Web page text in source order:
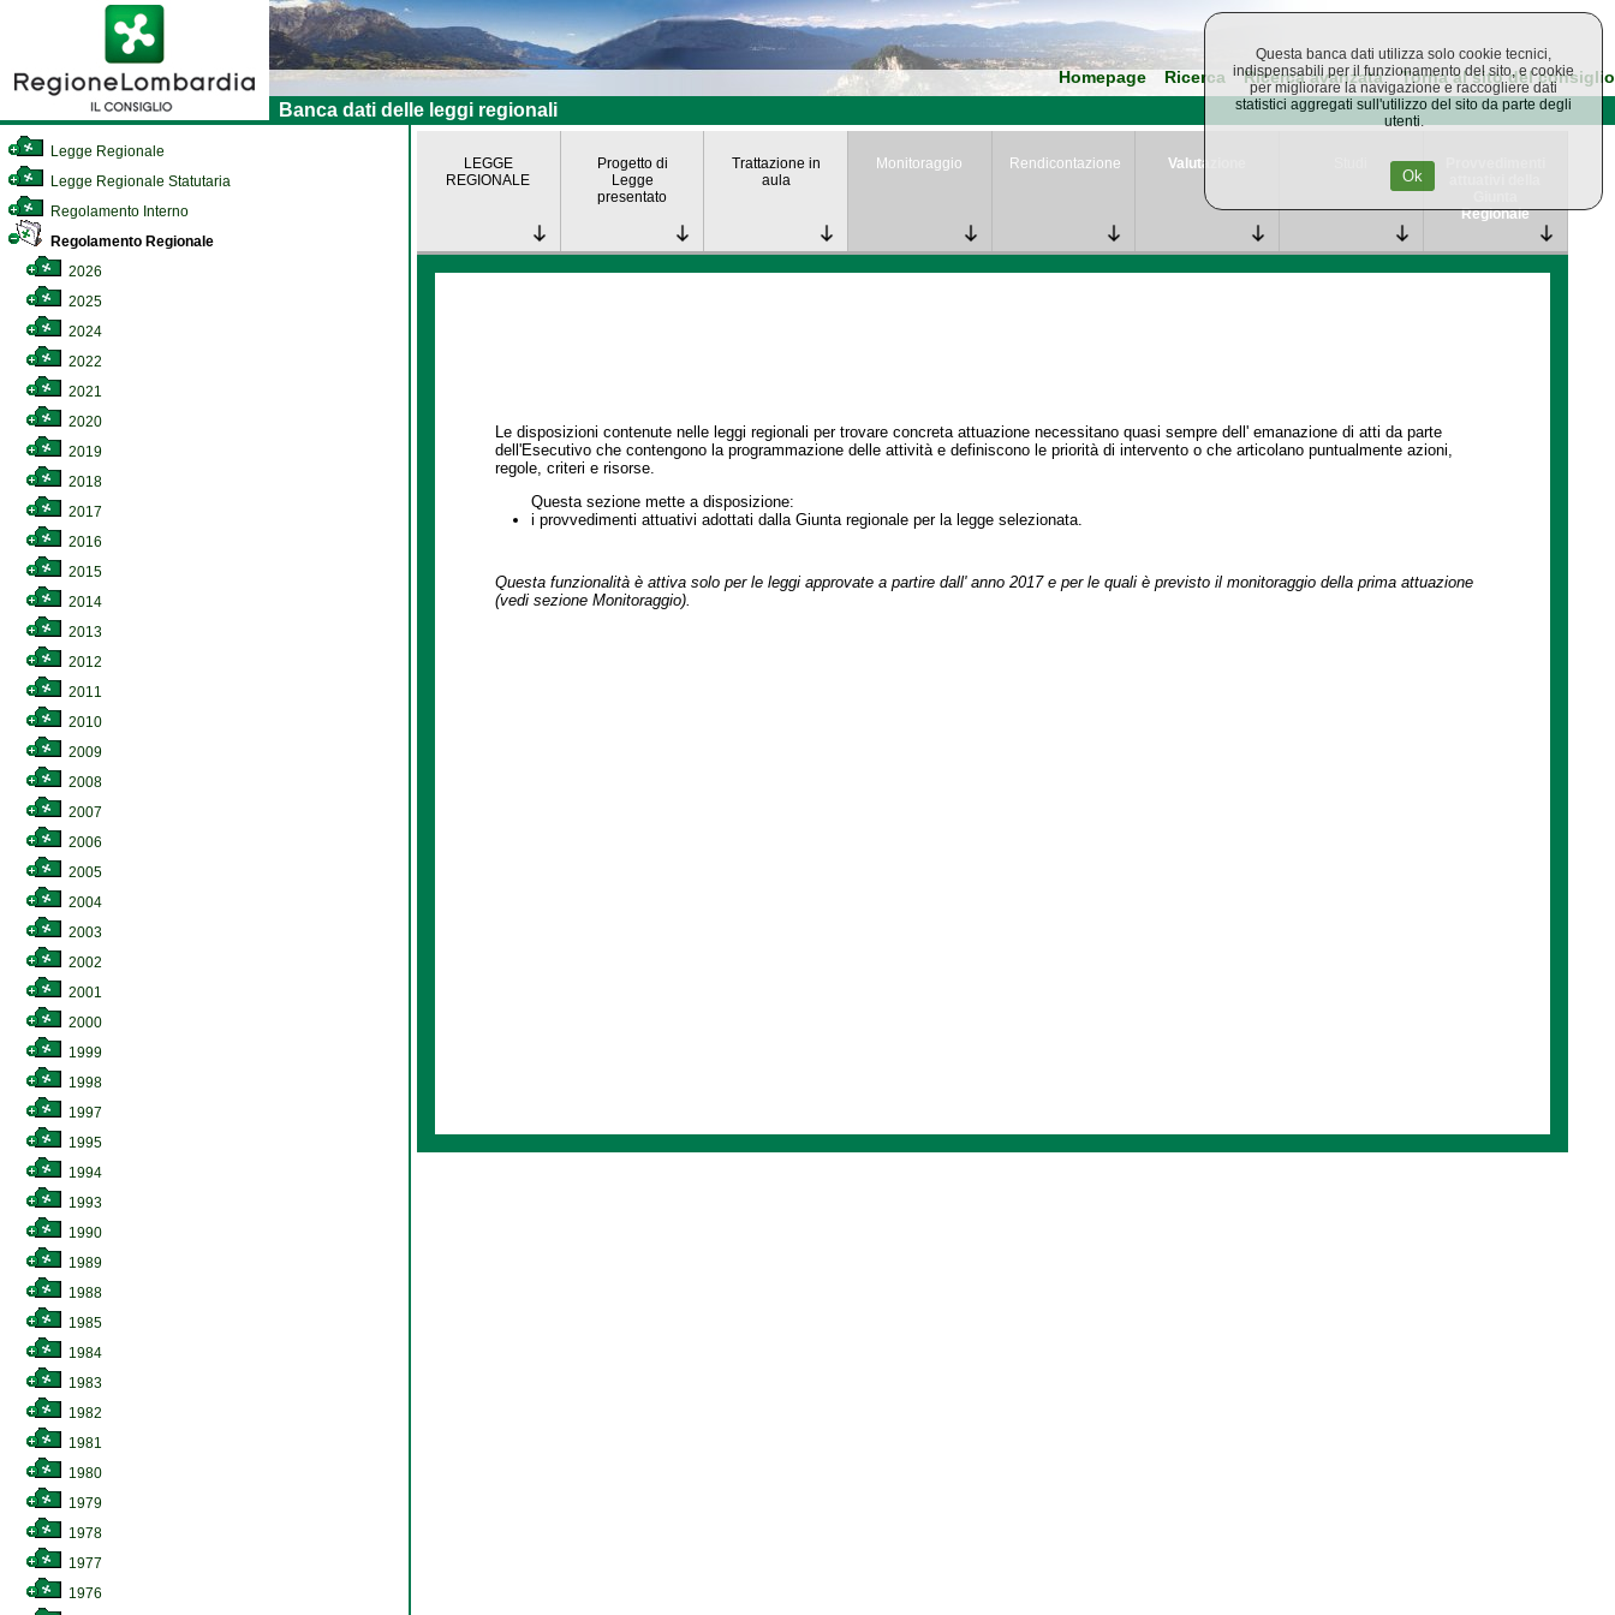
Homepage Ricerca Ricerca avanzata Torna al sito del consiglio
Banca dati delle leggi regionali
Legge Regionale
Legge Regionale Statutaria
Regolamento Interno
Regolamento Regionale
2026
2025
2024
2022
2021
2020
2019
2018
2017
2016
2015
2014
2013
2012
2011
2010
2009
2008
2007
2006
2005
2004
2003
2002
2001
2000
1999
1998
1997
1995
1994
1993
1990
1989
1988
1985
1984
1983
1982
1981
1980
1979
1978
1977
1976
LEGGE
REGIONALE
Progetto di
Legge
presentato
Trattazione in
aula
Monitoraggio Rendicontazione Valutazione
Regionale
Le disposizioni contenute nelle leggi regionali per trovare concreta attuazione necessitano quasi sempre dell' emanazione di atti da parte
dell'Esecutivo che contengono la programmazione delle attività e definiscono le priorità di intervento o che articolano puntualmente azioni,
regole, criteri e risorse.
Questa sezione mette a disposizione:
i provvedimenti attuativi adottati dalla Giunta regionale per la legge selezionata.
Questa funzionalità è attiva solo per le leggi approvate a partire dall' anno 2017 e per le quali è previsto il monitoraggio della prima attuazione
(vedi sezione Monitoraggio).
Questa banca dati utilizza solo cookie tecnici,
indispensabili per il funzionamento del sito, e cookie
per migliorare la navigazione e raccogliere dati
statistici aggregati sull'utilizzo del sito da parte degli
utenti.
Ok